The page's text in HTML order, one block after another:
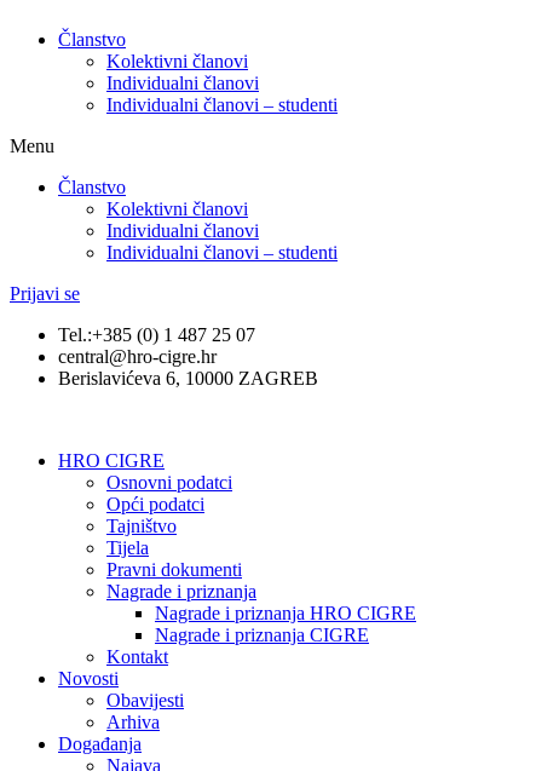
Članstvo
Kolektivni članovi
Individualni članovi
Individualni članovi – studenti
Menu
Članstvo
Kolektivni članovi
Individualni članovi
Individualni članovi – studenti
Prijavi se
Tel.:+385 (0) 1 487 25 07
central@hro-cigre.hr
Berislavićeva 6, 10000 ZAGREB
HRO CIGRE
Osnovni podatci​
Opći podatci
Tajništvo
Tijela
Pravni dokumenti
Nagrade i priznanja
Nagrade i priznanja HRO CIGRE
Nagrade i priznanja CIGRE
Kontakt
Novosti
Obavijesti
Arhiva
Događanja
Najava